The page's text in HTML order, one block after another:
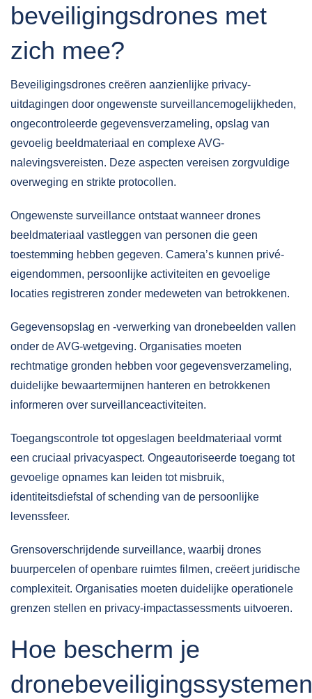
beveiligingsdrones met
zich mee?
Beveiligingsdrones creëren aanzienlijke privacy-
uitdagingen door ongewenste surveillancemogelijkheden,
ongecontroleerde gegevensverzameling, opslag van
gevoelig beeldmateriaal en complexe AVG-
nalevingsvereisten. Deze aspecten vereisen zorgvuldige
overweging en strikte protocollen.
Ongewenste surveillance ontstaat wanneer drones
beeldmateriaal vastleggen van personen die geen
toestemming hebben gegeven. Camera’s kunnen privé-
eigendommen, persoonlijke activiteiten en gevoelige
locaties registreren zonder medeweten van betrokkenen.
Gegevensopslag en -verwerking van dronebeelden vallen
onder de AVG-wetgeving. Organisaties moeten
rechtmatige gronden hebben voor gegevensverzameling,
duidelijke bewaartermijnen hanteren en betrokkenen
informeren over surveillanceactiviteiten.
Toegangscontrole tot opgeslagen beeldmateriaal vormt
een cruciaal privacyaspect. Ongeautoriseerde toegang tot
gevoelige opnames kan leiden tot misbruik,
identiteitsdiefstal of schending van de persoonlijke
levenssfeer.
Grensoverschrijdende surveillance, waarbij drones
buurpercelen of openbare ruimtes filmen, creëert juridische
complexiteit. Organisaties moeten duidelijke operationele
grenzen stellen en privacy-impactassessments uitvoeren.
Hoe bescherm je
dronebeveiligingssystemen